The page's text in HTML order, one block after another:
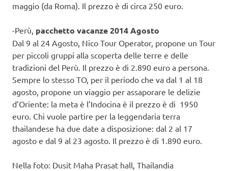
maggio (da Roma). Il prezzo è di circa 250 euro.
-Perù, pacchetto vacanze 2014Agosto
Dal 9 al 24 Agosto, Nico Tour Operator, propone un Tour
per piccoli gruppi alla scoperta delle terre e delle
tradizioni del Perù. Il prezzo è di 2.890 euro a persona.
Sempre lo stesso TO, per il periodo che va dal 1 al 18
agosto, propone un viaggio per assaporare le delizie
d’Oriente: la meta è l’Indocina è il prezzo è di 1950
euro. Chi vuole partire per la leggendaria terra
thailandese ha due date a disposizione: dal 2 al 17
agosto e dal 9 al 23 agosto. Il prezzo è di 1.890 euro.
Nella foto: Dusit Maha Prasat hall, Thailandia